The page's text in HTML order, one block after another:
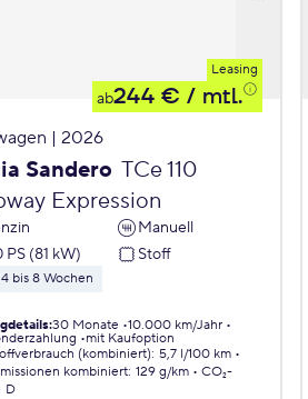
Leasing
ab244 € / mtl.
| 2026
Sandero TCe 110
Expression
Manuell
PS (81 kW)
Stoff
bis 8 Wochen
:30 Monate 10.000 km/Jahr
mit Kaufoption
(kombiniert): 5,7 l/100 km
kombiniert: 129 g/km
CO₂-
D